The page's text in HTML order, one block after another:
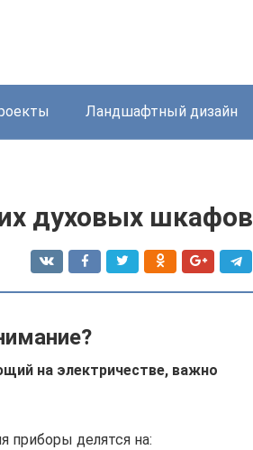
Ландшафтный дизайн
духовых шкафов
на электричестве, важно
приборы делятся на: